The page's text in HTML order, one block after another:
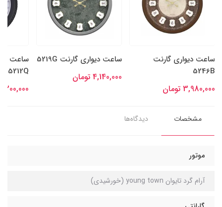
ساعت دیواری گارنت
5246B
3,980,000 تومان
ساعت دیواری گارنت 5219G
4,140,000 تومان
ساعت
5212Q
3,200,000
مشخصات دیدگاه‌ها
موتور
آرام گرد تایوان young town (خورشیدی)